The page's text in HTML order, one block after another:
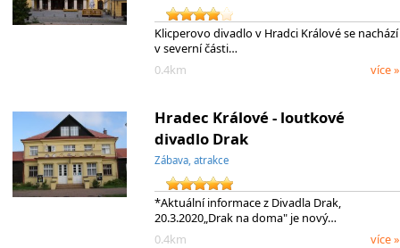
Klicperovo divadlo v Hradci Králové se nachází
v severní části…
0.4km
více »
Hradec Králové - loutkové
divadlo Drak
Zábava, atrakce
*Aktuální informace z Divadla Drak,
20.3.2020„Drak na doma" je nový…
0.4km
více »